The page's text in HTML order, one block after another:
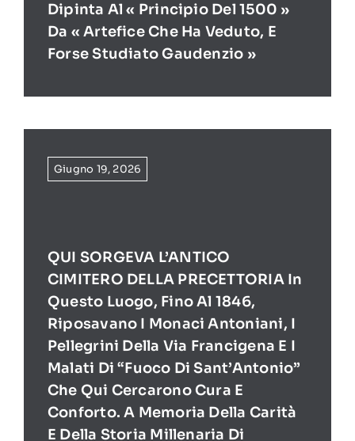
Dipinta Al « Principio Del 1500 »
Da « Artefice Che Ha Veduto, E
Forse Studiato Gaudenzio »
Giugno 19, 2026
QUI SORGEVA L’ANTICO
CIMITERO DELLA PRECETTORIA In
Questo Luogo, Fino Al 1846,
Riposavano I Monaci Antoniani, I
Pellegrini Della Via Francigena E I
Malati Di “Fuoco Di Sant’Antonio”
Che Qui Cercarono Cura E
Conforto. A Memoria Della Carità
E Della Storia Millenaria Di